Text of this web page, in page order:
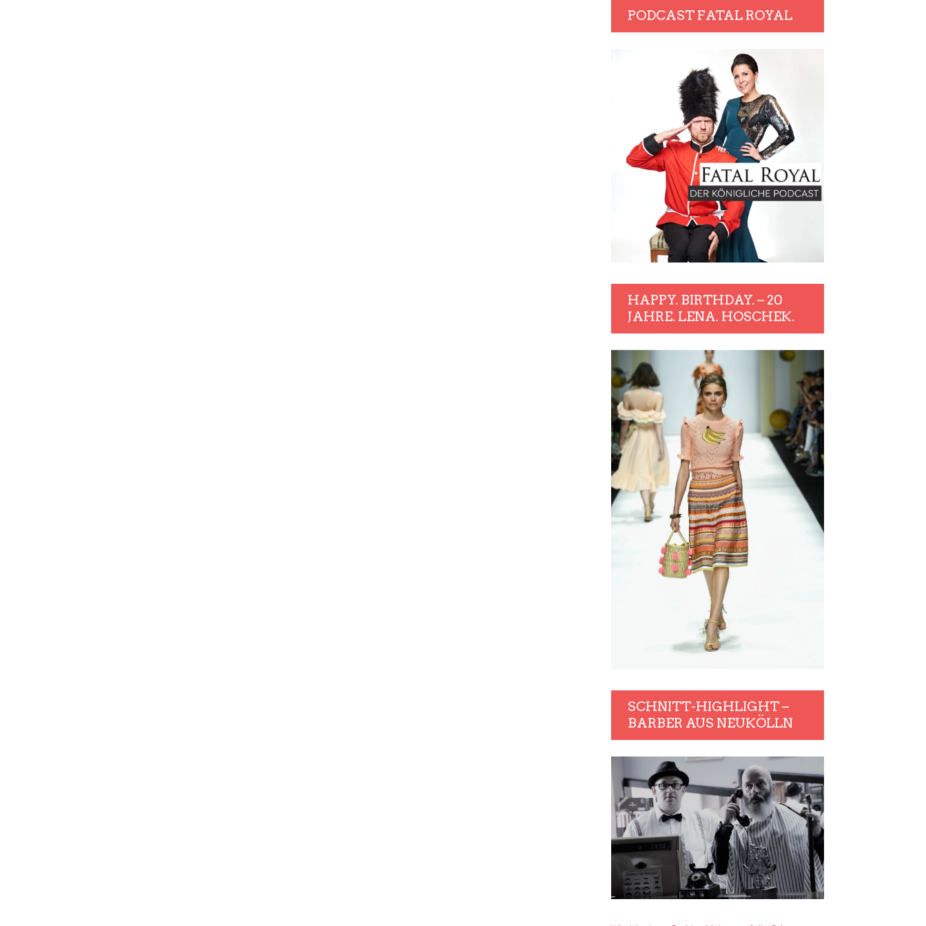
PODCAST FATAL ROYAL
HAPPY. BIRTHDAY. – 20
JAHRE. LENA. HOSCHEK.
SCHNITT-HIGHLIGHT –
BARBER AUS NEUKÖLLN